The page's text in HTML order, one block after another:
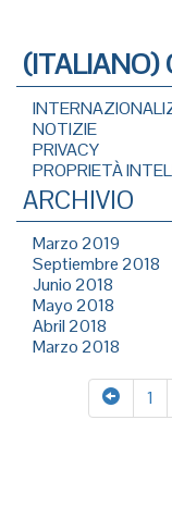
(ITALIANO)
NOTIZIE
PRIVACY
PROPRIETÀ
ARCHIVIO
Marzo 2019
Septiembre 2018
Junio 2018
Mayo 2018
Abril 2018
Marzo 2018
1